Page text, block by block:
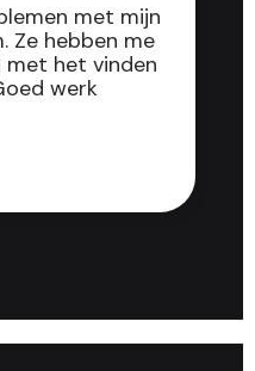
met mijn
Ze hebben me
met het vinden
werk